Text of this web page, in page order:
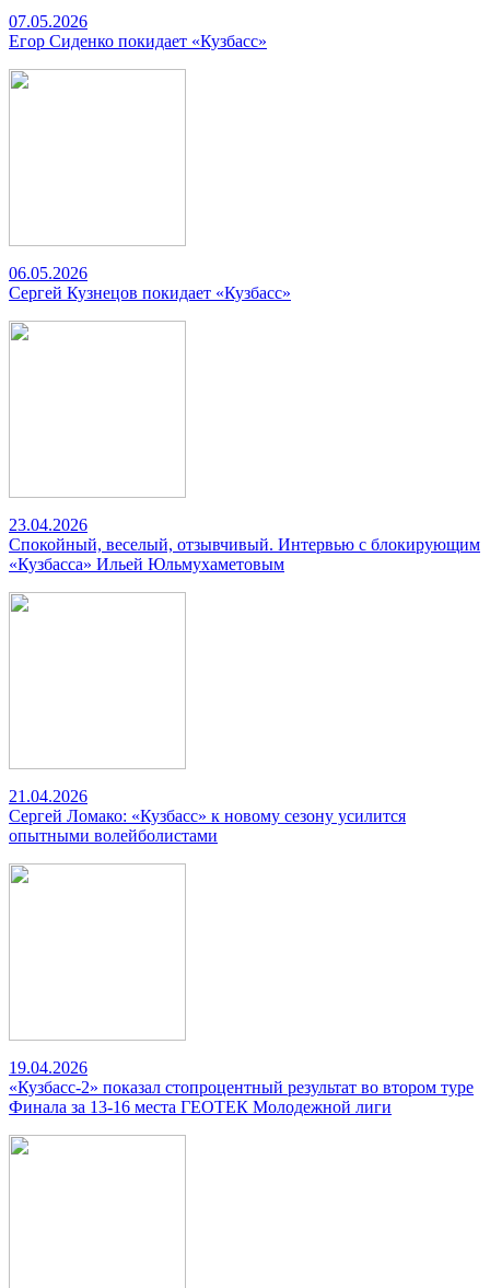
07.05.2026
Егор Сиденко покидает «Кузбасс»
06.05.2026
Сергей Кузнецов покидает «Кузбасс»
23.04.2026
Спокойный, веселый, отзывчивый. Интервью с блокирующим
«Кузбасса» Ильей Юльмухаметовым
21.04.2026
Сергей Ломако: «Кузбасс» к новому сезону усилится
опытными волейболистами
19.04.2026
«Кузбасс-2» показал стопроцентный результат во втором туре
Финала за 13-16 места ГЕОТЕК Молодежной лиги